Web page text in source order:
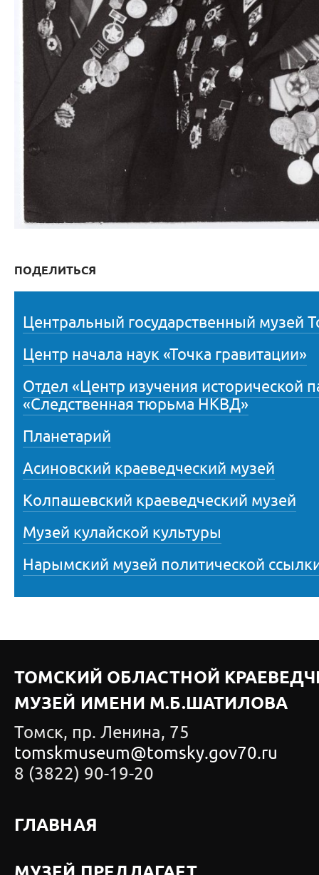
ПОДЕЛИТЬСЯ
Центральный государственный музей
Центр начала наук «Точка гравитации»
Отдел «Центр изучения исторической
«Следственная тюрьма НКВД»
Планетарий
Асиновский краеведческий музей
Колпашевский краеведческий музей
Музей кулайской культуры
Нарымский музей политической
ТОМСКИЙ ОБЛАСТНОЙ
МУЗЕЙ ИМЕНИ М.Б.ШАТИЛОВА
Томск, пр. Ленина, 75
tomskmuseum@tomsky.gov70.ru
8 (3822) 90-19-20
ГЛАВНАЯ